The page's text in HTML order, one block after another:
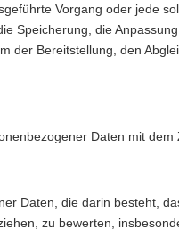
Vorgang oder jede
Speicherung, die
der Bereitstellung, den
Daten mit
Daten, die darin besteht,
zu bewerten,